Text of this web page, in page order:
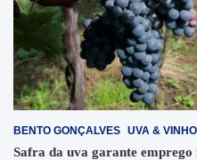
BENTO GONÇALVES UVA & VINHO
Safra da uva garante emprego